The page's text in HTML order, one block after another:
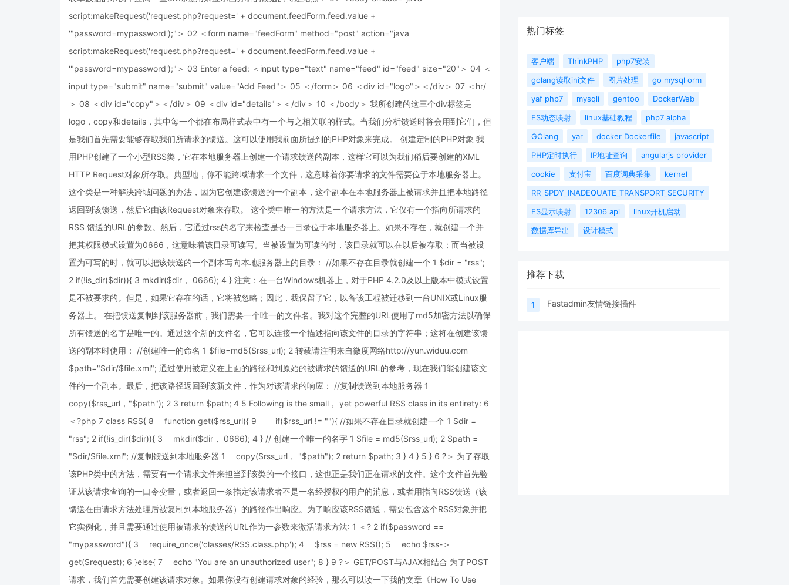
script:makeRequest('request.php?request=' + document.feedForm.feed.value +
'"password=mypassword');"＞ 02 ＜form name="feedForm" method="post" action="java
script:makeRequest('request.php?request=' + document.feedForm.feed.value +
'"password=mypassword');"＞ 03 Enter a feed: ＜input type="text" name="feed" id="feed" size="20"＞ 04 ＜
input type="submit" name="submit" value="Add Feed"＞ 05 ＜/form＞ 06 ＜div id="logo"＞＜/div＞ 07 ＜hr/
＞ 08 ＜div id="copy"＞＜/div＞ 09 ＜div id="details"＞＜/div＞ 10 ＜/body＞ 我所创建的这三个div标签是
logo，copy和details，其中每一个都在布局样式表中有一个与之相关联的样式。当我们分析馈送时将会用到它们，但
是我们首先需要能够存取我们所请求的馈送。这可以使用我前面所提到的PHP对象来完成。 创建定制的PHP对象 我
用PHP创建了一个小型RSS类，它在本地服务器上创建一个请求馈送的副本，这样它可以为我们稍后要创建的XML
HTTP Request对象所存取。典型地，你不能跨域请求一个文件，这意味着你要请求的文件需要位于本地服务器上。
这个类是一种解决跨域问题的办法，因为它创建该馈送的一个副本，这个副本在本地服务器上被请求并且把本地路径
返回到该馈送，然后它由该Request对象来存取。 这个类中唯一的方法是一个请求方法，它仅有一个指向所请求的
RSS 馈送的URL的参数。然后，它通过rss的名字来检查是否一目录位于本地服务器上。如果不存在，就创建一个并
把其权限模式设置为0666，这意味着该目录可读写。当被设置为可读的时，该目录就可以在以后被存取；而当被设
置为可写的时，就可以把该馈送的一个副本写向本地服务器上的目录： //如果不存在目录就创建一个 1 $dir = "rss";
2 if(!is_dir($dir)){ 3 mkdir($dir， 0666); 4 } 注意：在一台Windows机器上，对于PHP 4.2.0及以上版本中模式设置
是不被要求的。但是，如果它存在的话，它将被忽略；因此，我保留了它，以备该工程被迁移到一台UNIX或Linux服
务器上。 在把馈送复制到该服务器前，我们需要一个唯一的文件名。我对这个完整的URL使用了md5加密方法以确保
所有馈送的名字是唯一的。通过这个新的文件名，它可以连接一个描述指向该文件的目录的字符串；这将在创建该馈
送的副本时使用： //创建唯一的命名 1 $file=md5($rss_url); 2 转载请注明来自微度网络http://yun.widuu.com
$path="$dir/$file.xml"; 通过使用被定义在上面的路径和到原始的被请求的馈送的URL的参考，现在我们能创建该文
件的一个副本。最后，把该路径返回到该新文件，作为对该请求的响应： //复制馈送到本地服务器 1
copy($rss_url，"$path"); 2 3 return $path; 4 5 Following is the small， yet powerful RSS class in its entirety: 6
＜?php 7 class RSS{ 8 function get($rss_url){ 9 if($rss_url != ""){ //如果不存在目录就创建一个 1 $dir =
"rss"; 2 if(!is_dir($dir)){ 3 mkdir($dir， 0666); 4 } // 创建一个唯一的名字 1 $file = md5($rss_url); 2 $path =
"$dir/$file.xml"; //复制馈送到本地服务器 1 copy($rss_url， "$path"); 2 return $path; 3 } 4 } 5 } 6 ?＞ 为了存取
该PHP类中的方法，需要有一个请求文件来担当到该类的一个接口，这也正是我们正在请求的文件。这个文件首先验
证从该请求查询的一口令变量，或者返回一条指定该请求者不是一名经授权的用户的消息，或者用指向RSS馈送（该
馈送在由请求方法处理后被复制到本地服务器）的路径作出响应。为了响应该RSS馈送，需要包含这个RSS对象并把
它实例化，并且需要通过使用被请求的馈送的URL作为一参数来激活请求方法: 1 ＜? 2 if($password ==
"mypassword"){ 3 require_once('classes/RSS.class.php'); 4 $rss = new RSS(); 5 echo $rss-＞
get($request); 6 }else{ 7 echo "You are an unauthorized user"; 8 } 9 ?＞ GET/POST与AJAX相结合 为了POST
请求，我们首先需要创建该请求对象。如果你没有创建请求对象的经验，那么可以读一下我的文章《How To Use
热门标签
客户端 ThinkPHP
php7安装
golang读取ini文件
图片处理
go mysql orm
yaf php7
mysqli gentoo
DockerWeb
ES动态映射
linux基础教程
php7 alpha
GOlang
yar docker Dockerfile
javascript
PHP定时执行
IP地址查询
angularjs provider
cookie
支付宝 百度词典采集
kernel
RR_SPDY_INADEQUATE_TRANSPORT_SECURITY
ES显示映射
12306 api
linux开机启动
数据库导出
设计模式
推荐下载
1 Fastadmin友情链接插件